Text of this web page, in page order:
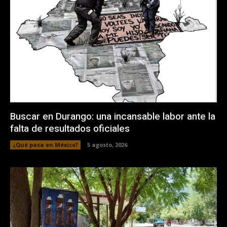
Buscar en Durango: una incansable labor ante la
falta de resultados oficiales
¿Qué pasa en México? 5 agosto, 2026